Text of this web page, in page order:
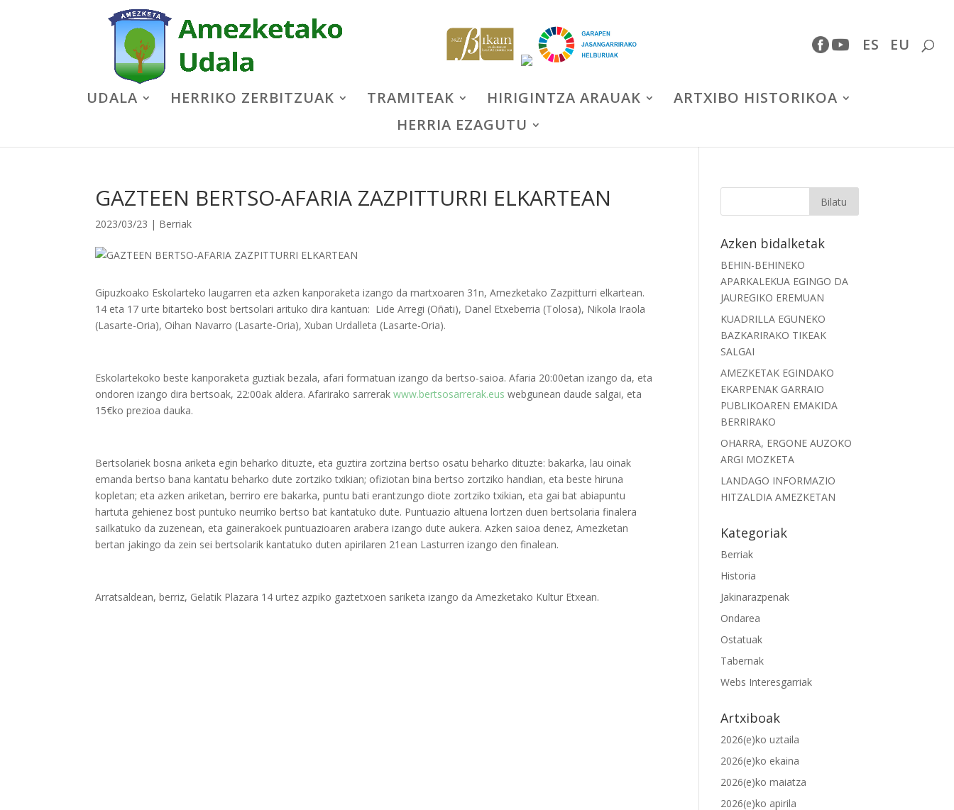
UDALA HERRIKO ZERBITZUAK TRAMITEAK HIRIGINTZA ARAUAK
ARTXIBO HISTORIKOA
HERRIA EZAGUTU
EU
ES
GAZTEEN BERTSO-AFARIA ZAZPITTURRI ELKARTEAN
2023/03/23 | Berriak
Gipuzkoako Eskolarteko laugarren eta azken kanporaketa izango da martxoaren 31n, Amezketako Zazpitturri elkartean.
14 eta 17 urte bitarteko bost bertsolari arituko dira kantuan: Lide Arregi (Oñati), Danel Etxeberria (Tolosa), Nikola Iraola
(Lasarte-Oria), Oihan Navarro (Lasarte-Oria), Xuban Urdalleta (Lasarte-Oria).
Eskolartekoko beste kanporaketa guztiak bezala, afari formatuan izango da bertso-saioa. Afaria 20:00etan izango da, eta
ondoren izango dira bertsoak, 22:00ak aldera. Afarirako sarrerakwww.bertsosarrerak.eus webgunean daude salgai, eta
15€ko prezioa dauka.
Bertsolariek bosna ariketa egin beharko dituzte, eta guztira zortzina bertso osatu beharko dituzte: bakarka, lau oinak
emanda bertso bana kantatu beharko dute zortziko txikian; ofiziotan bina bertso zortziko handian, eta beste hiruna
kopletan; eta azken ariketan, berriro ere bakarka, puntu bati erantzungo diote zortziko txikian, eta gai bat abiapuntu
hartuta gehienez bost puntuko neurriko bertso bat kantatuko dute. Puntuazio altuena lortzen duen bertsolaria finalera
sailkatuko da zuzenean, eta gainerakoek puntuazioaren arabera izango dute aukera. Azken saioa denez, Amezketan
bertan jakingo da zein sei bertsolarik kantatuko duten apirilaren 21ean Lasturren izango den finalean.
Arratsaldean, berriz, Gelatik Plazara 14 urtez azpiko gaztetxoen sariketa izango da Amezketako Kultur Etxean.
Azken bidalketak
BEHIN-BEHINEKO
APARKALEKUA EGINGO DA
JAUREGIKO EREMUAN
KUADRILLA EGUNEKO
BAZKARIRAKO TIKEAK
SALGAI
AMEZKETAK EGINDAKO
EKARPENAK GARRAIO
PUBLIKOAREN EMAKIDA
BERRIRAKO
OHARRA, ERGONE AUZOKO
ARGI MOZKETA
LANDAGO INFORMAZIO
HITZALDIA AMEZKETAN
Kategoriak
Berriak
Historia
Jakinarazpenak
Ondarea
Ostatuak
Tabernak
Webs Interesgarriak
Artxiboak
2026(e)ko uztaila
2026(e)ko ekaina
2026(e)ko maiatza
2026(e)ko apirila